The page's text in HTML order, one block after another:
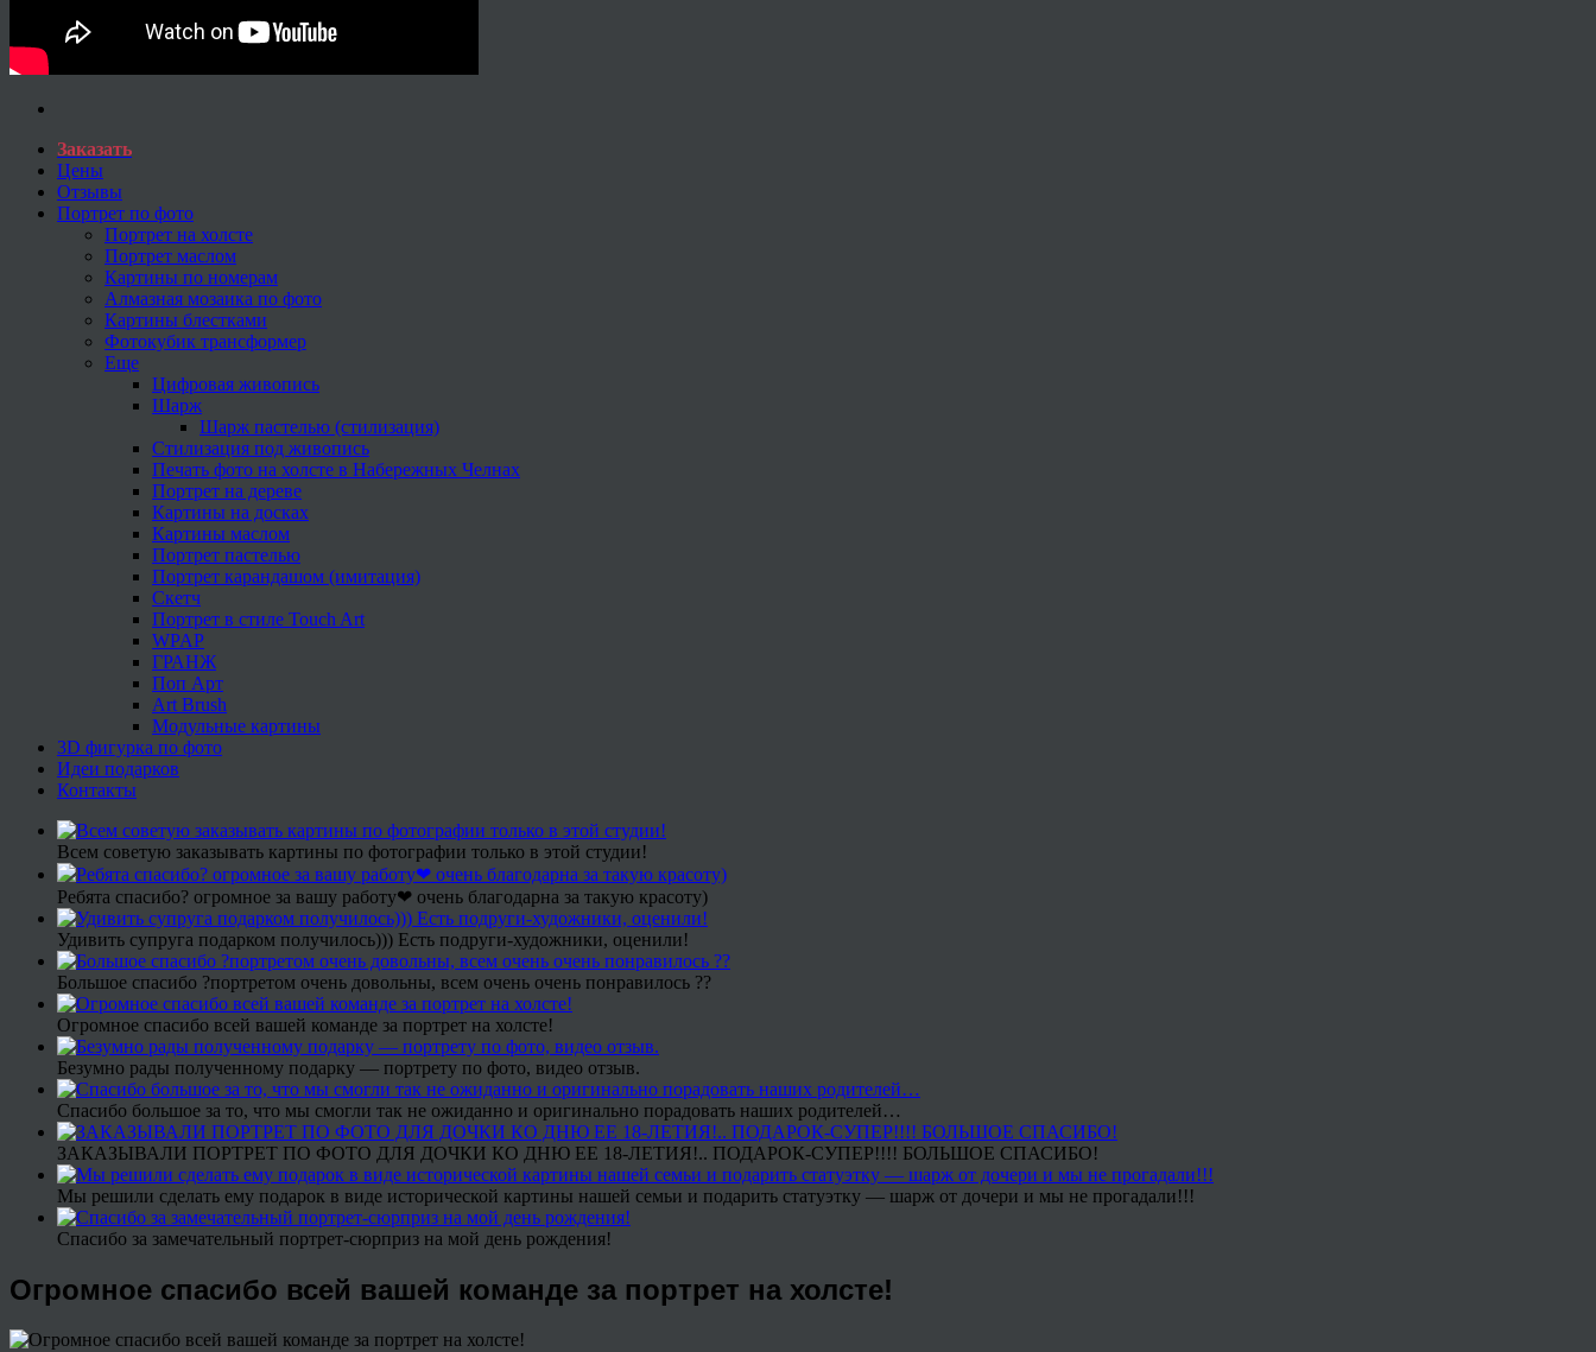
Заказать
Цены
Отзывы
Портрет по фото
Портрет на холсте
Портрет маслом
Картины по номерам
Алмазная мозаика по фото
Картины блестками
Фотокубик трансформер
Еще
Цифровая живопись
Шарж
Шарж пастелью (стилизация)
Стилизация под живопись
Печать фото на холсте в Набережных Челнах
Портрет на дереве
Картины на досках
Картины маслом
Портрет пастелью
Портрет карандашом (имитация)
Скетч
Портрет в стиле Touch Art
WPAP
ГРАНЖ
Поп Арт
Art Brush
Модульные картины
3D фигурка по фото
Идеи подарков
Контакты
Всем советую заказывать картины по фотографии только в этой студии!
Ребята спасибо? огромное за вашу работу❤ очень благодарна за такую красоту)
Удивить супруга подарком получилось))) Есть подруги-художники, оценили!
Большое спасибо ?портретом очень довольны, всем очень очень понравилось ??
Огромное спасибо всей вашей команде за портрет на холсте!
Безумно рады полученному подарку — портрету по фото, видео отзыв.
Спасибо большое за то, что мы смогли так не ожиданно и оригинально порадовать наших родителей…
ЗАКАЗЫВАЛИ ПОРТРЕТ ПО ФОТО ДЛЯ ДОЧКИ КО ДНЮ ЕЕ 18-ЛЕТИЯ!.. ПОДАРОК-СУПЕР!!!! БОЛЬШОЕ СПАСИБО!
Мы решили сделать ему подарок в виде исторической картины нашей семьи и подарить статуэтку — шарж от дочери и мы не прогадали!!!
Спасибо за замечательный портрет-сюрприз на мой день рождения!
Огромное спасибо всей вашей команде за портрет на холсте!